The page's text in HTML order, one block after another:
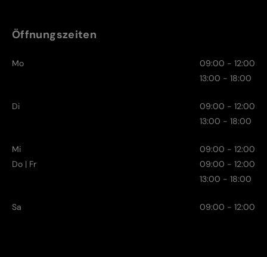
Öffnungszeiten
Mo
09:00 - 12:00
13:00 - 18:00
Di
09:00 - 12:00
13:00 - 18:00
Mi
09:00 - 12:00
Do | Fr
09:00 - 12:00
13:00 - 18:00
Sa 09:00 - 12:00